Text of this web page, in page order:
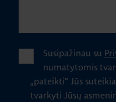
Susipažinau su
numatytomis
„pateikti" Jūs
tvarkyti Jūsų